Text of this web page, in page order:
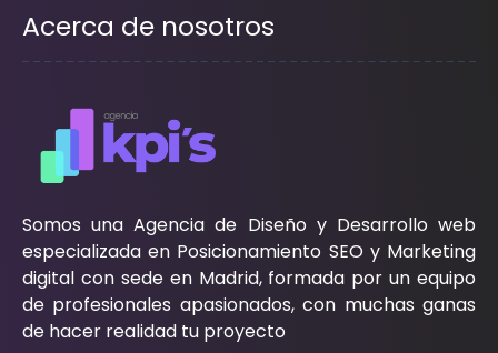
Acerca de nosotros
Somos una Agencia de Diseño y Desarrollo web
especializada en Posicionamiento SEO y Marketing
digital con sede en Madrid, formada por un equipo
de profesionales apasionados, con muchas ganas
de hacer realidad tu proyecto